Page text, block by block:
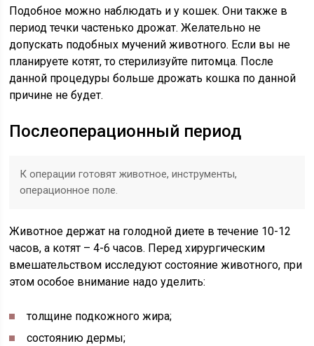
Подобное можно наблюдать и у кошек. Они также в
период течки частенько дрожат. Желательно не
допускать подобных мучений животного. Если вы не
планируете котят, то стерилизуйте питомца. После
данной процедуры больше дрожать кошка по данной
причине не будет.
Послеоперационный период
К операции готовят животное, инструменты,
операционное поле.
Животное держат на голодной диете в течение 10-12
часов, а котят – 4-6 часов. Перед хирургическим
вмешательством исследуют состояние животного, при
этом особое внимание надо уделить:
толщине подкожного жира;
состоянию дермы;